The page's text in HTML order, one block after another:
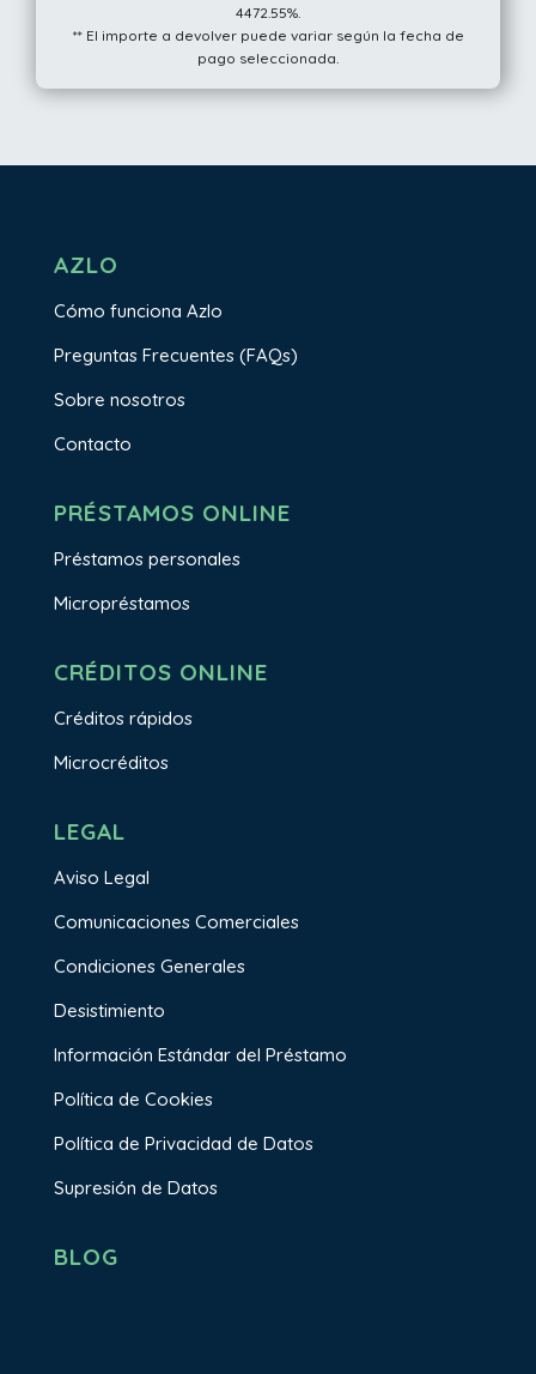
4472.55%.
** El importe a devolver puede variar según la fecha de
pago seleccionada.
AZLO
Cómo funciona Azlo
Preguntas Frecuentes (FAQs)
Sobre nosotros
Contacto
PRÉSTAMOS ONLINE
Préstamos personales
Micropréstamos
CRÉDITOS ONLINE
Créditos rápidos
Microcréditos
LEGAL
Aviso Legal
Comunicaciones Comerciales
Condiciones Generales
Desistimiento
Información Estándar del Préstamo
Política de Cookies
Política de Privacidad de Datos
Supresión de Datos
BLOG